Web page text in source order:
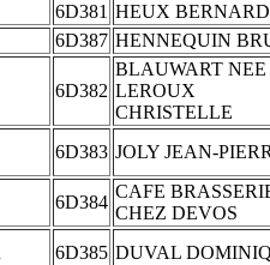
6D381 HEUX BERNARD
6D387 HENNEQUIN
6D382
BLAUWART NEE
LEROUX
CHRISTELLE
6D383 JOLY JEAN-
6D384
CAFE
CHEZ DEVOS
6D385 DUVAL